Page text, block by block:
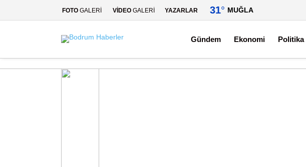
FOTO GALERİ VİDEO GALERİ YAZARLAR 31° MUĞLA
Gündem Ekonomi Politika